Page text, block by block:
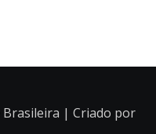
| Criado por